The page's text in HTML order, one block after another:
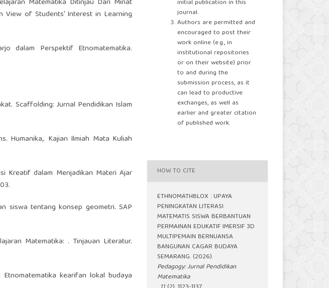
Matematika Ditinjau Dari Minat
View of Students' Interest in Learning
dalam Perspektif Etnomatematika.
Scaffolding: Jurnal Pendidikan Islam
Humanika,. Kajian Ilmiah Mata Kuliah
Kreatif dalam Menjadikan Materi Ajar
siswa tentang konsep geometri. SAP
Matematika: . Tinjauan Literatur.
kearifan lokal budaya
initial publication in this
journal.
Authors are permitted and
encouraged to post their
work online (e.g., in
institutional repositories
or on their website) prior
to and during the
submission process, as it
can lead to productive
exchanges, as well as
earlier and greater citation
of published work.
HOW TO CITE
ETHNOMATHBLOX : UPAYA
PENINGKATAN LITERASI
MATEMATIS SISWA BERBANTUAN
PERMAINAN EDUKATIF IMERSIF 3D
MULTIPEMAIN BERNUANSA
BANGUNAN CAGAR BUDAYA
SEMARANG. (2026).
Pedagogy: Jurnal Pendidikan
Matematika